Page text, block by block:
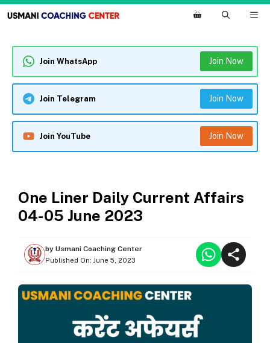
Skip
to
Join WhatsApp Join Now
Join Telegram Join Now
Join YouTube Join Now
One Liner Daily Current Affairs
04-05 June 2023
by Usmani Coaching Center
Published On: June 5, 2023